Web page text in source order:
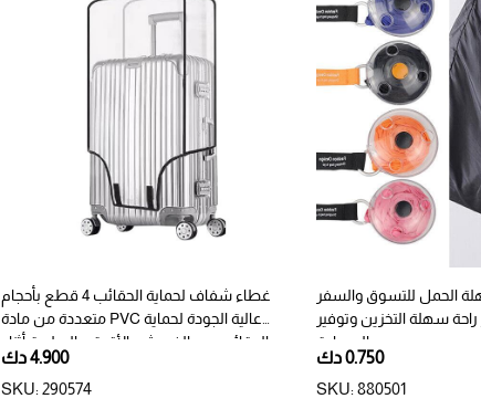
غطاء شفاف لحماية الحقائب 4 قطع بأحجام
متعددة من مادة PVC عالية الجودة لحماية
الحقائب من الخدوش، الأتربة، والرطوبة أثناء
السفر4.900 دك
SKU: 290574
الحمل للتسوق والسفر
راحة سهلة التخزين وتوفير
المساحة
0.750 دك
SKU: 880501